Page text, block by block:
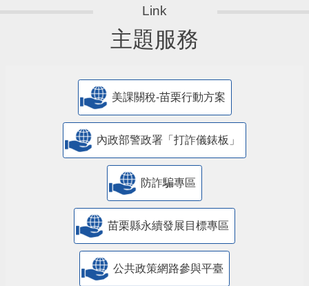
主題服務
美課關稅-苗栗行動方案
內政部警政署「打詐儀錶板」
防詐騙專區
苗栗縣永續發展目標專區
公共政策網路參與平臺